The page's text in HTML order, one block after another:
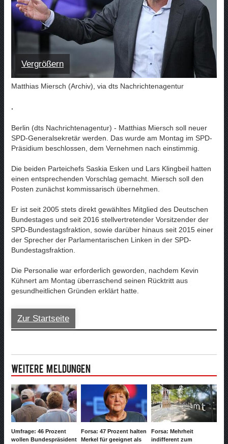
Vergrößern
Matthias Miersch (Archiv), via dts Nachrichtenagentur
.
Berlin (dts Nachrichtenagentur) - Matthias Miersch soll neuer
SPD-Generalsekretär werden. Das wurde am Montag im SPD-
Präsidium beschlossen, dem Vernehmen nach einstimmig.
Die beiden Parteichefs Saskia Esken und Lars Klingbeil hatten
einen entsprechenden Vorschlag gemacht. Miersch soll den
Posten zunächst kommissarisch übernehmen.
Er ist seit 2005 stets direkt gewähltes Mitglied des Deutschen
Bundestages und seit 2016 stellvertretender Vorsitzender der
SPD-Bundestagsfraktion, sowie darüber hinaus seit 2015 einer
der Sprecher der Parlamentarischen Linken in der SPD-
Bundestagsfraktion.
Die Personalie war erforderlich geworden, nachdem Kevin
Kühnert am Montag überraschend seinen Rücktritt aus
gesundheitlichen Gründen erklärt hatte.
Zur Startseite
Weitere Meldungen
Umfrage: 46 Prozent
wollen Bundespräsident
Forsa: 47 Prozent halten
Merkel für geeignet als
Forsa: Mehrheit
indifferent zum